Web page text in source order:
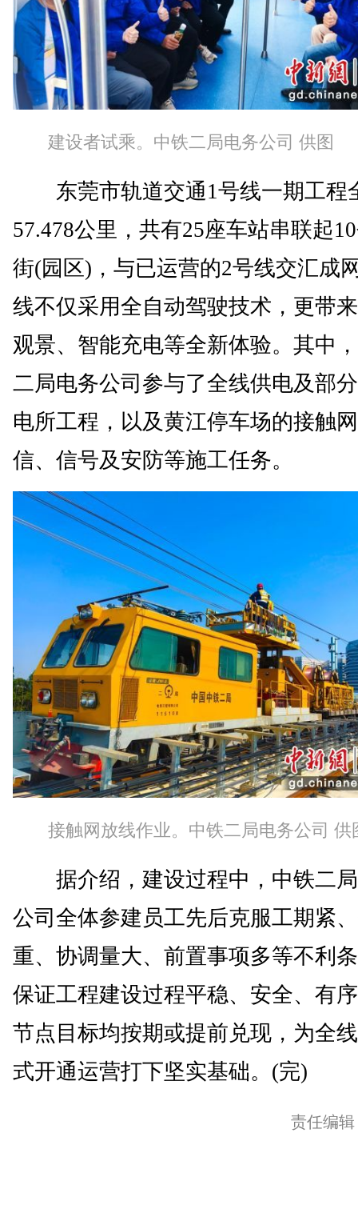
建设者试乘。中铁二局电务公司 供图
东莞市轨道交通1号线一期工程
57.478公里，共有25座车站串联起
街(园区)，与已运营的2号线交汇成
线不仅采用全自动驾驶技术，更带
观景、智能充电等全新体验。其中
二局电务公司参与了全线供电及部
电所工程，以及黄江停车场的接触
信、信号及安防等施工任务。
接触网放线作业。中铁二局电务公司 供
据介绍，建设过程中，中铁二
公司全体参建员工先后克服工期紧
重、协调量大、前置事项多等不利
保证工程建设过程平稳、安全、有
节点目标均按期或提前兑现，为全
式开通运营打下坚实基础。(完)
责任编